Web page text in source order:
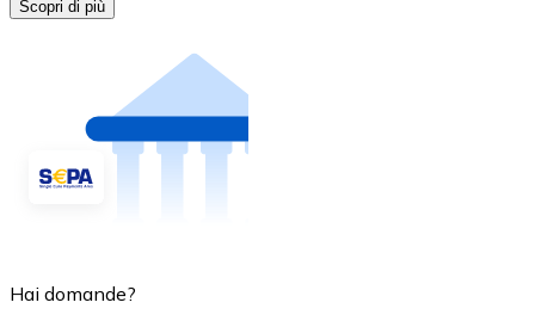
Scopri di più
Hai domande?